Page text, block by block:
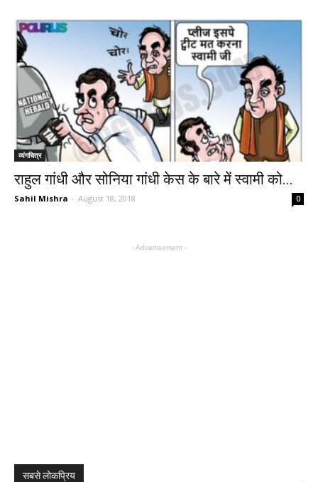
व्यंगचित्र
राहुल गांधी और सोनिया गांधी केस के बारे में स्वामी को...
Sahil Mishra - August 18, 2018 0
- Advertisement -
सबसे लोकप्रिय